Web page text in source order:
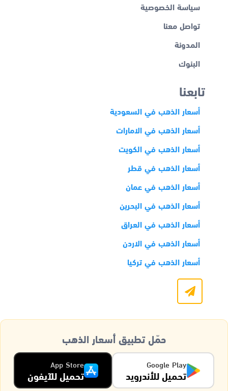
سياسة الخصوصية
تواصل معنا
المدونة
البنوك
تابعنا
أسعار الذهب في السعودية
أسعار الذهب في الامارات
أسعار الذهب في الكويت
أسعار الذهب في قطر
أسعار الذهب في عمان
أسعار الذهب في البحرين
أسعار الذهب في العراق
أسعار الذهب في الاردن
أسعار الذهب في تركيا
حمّل تطبيق أسعار الذهب
Google Play
تحميل للأندرويد
App Store
تحميل للآيفون